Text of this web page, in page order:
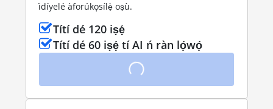
ìdíyelé àforúkọsílẹ̀ oṣù.
Títí dé 120 iṣẹ́
Títí dé 60 iṣẹ́ tí AI ń ràn lọ́wọ́